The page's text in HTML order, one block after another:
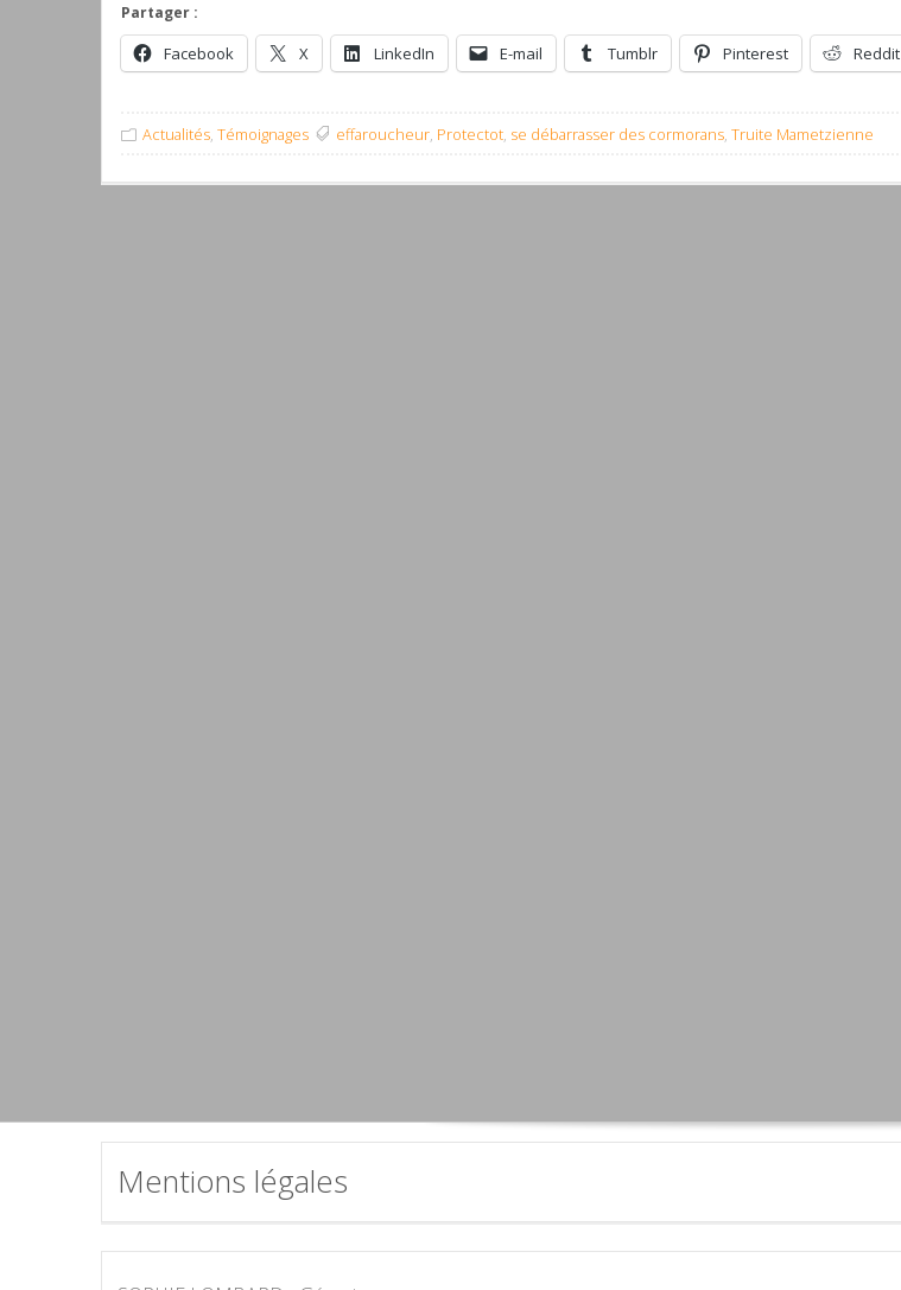
Partager :
Facebook X LinkedIn E-mail Tumblr Pinterest Reddit
Actualités,Témoignages effaroucheur, Protectot, se débarrasser des cormorans,Truite Mametzienne
Mentions légales